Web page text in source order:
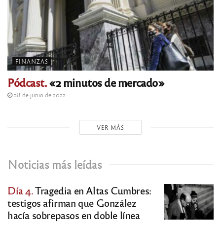
FINANZAS
Pódcast.«2 minutos de mercado»
28 de junio de 2022
VER MÁS
Noticias más leídas
Día 4.Tragedia en Altas Cumbres:
testigos afirman que González
hacía sobrepasos en doble línea